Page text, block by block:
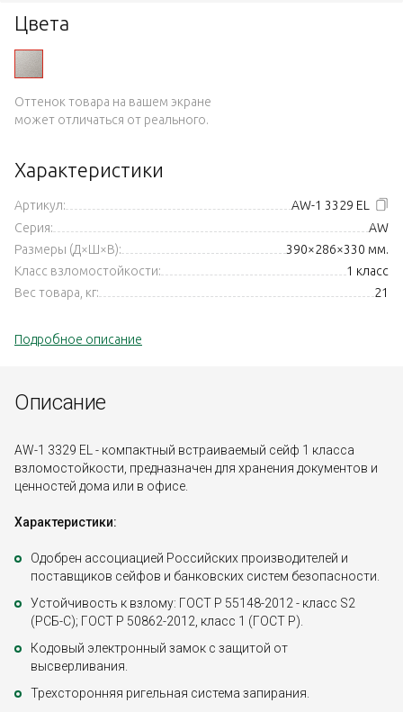
Цвета
Оттенок товара на вашем экране
может отличаться от реального.
Характеристики
Артикул:
AW-1 3329 EL
Серия:
AW
Размеры (Д×Ш×В):
390×286×330 мм.
Класс взломостойкости:
1 класс
Вес товара, кг:
21
Подробное описание
Описание
AW-1 3329 EL - компактный встраиваемый сейф 1 класса
взломостойкости, предназначен для хранения документов и
ценностей дома или в офисе.
Характеристики:
Одобрен ассоциацией Российских производителей и
поставщиков сейфов и банковских систем безопасности.
Устойчивость к взлому: ГОСТ Р 55148-2012 - класс S2
(РСБ-С); ГОСТ Р 50862-2012, класс 1 (ГОСТ Р).
Кодовый электронный замок с защитой от
высверливания.
Трехсторонняя ригельная система запирания.